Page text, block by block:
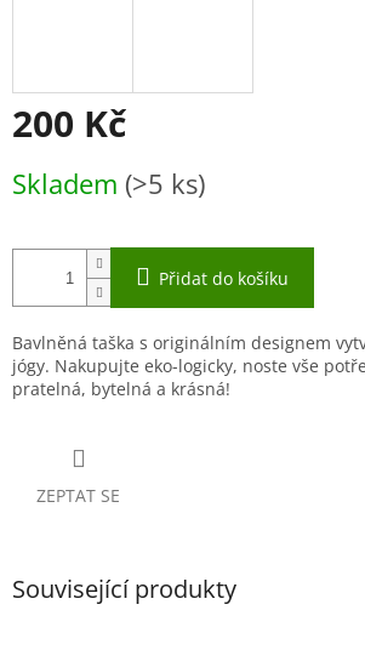
200 Kč
cena:
Skladem (>5 ks)
Přidat do košíku
Bavlněná taška s originálním designem
jógy. Nakupujte eko-logicky, noste vše
pratelná, bytelná a krásná!
ZEPTAT SE
Související produkty